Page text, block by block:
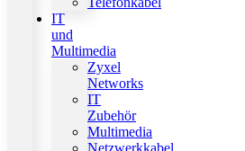
IT
und
Multimedia
Zyxel
Networks
IT
Zubehör
Multimedia
Netzwerkkabel